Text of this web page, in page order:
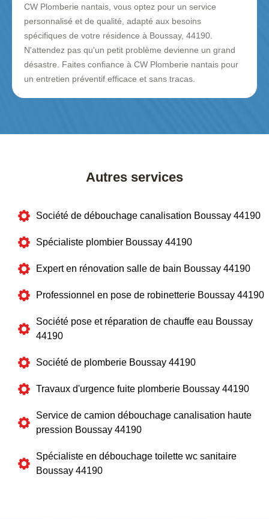
CW Plomberie nantais, vous optez pour un service
personnalisé et de qualité, adapté aux besoins
spécifiques de votre résidence à Boussay, 44190.
N'attendez pas qu'un petit problème devienne un grand
désastre. Faites confiance à CW Plomberie nantais pour
un entretien préventif efficace et sans tracas.
Autres services
Société de débouchage canalisation Boussay 44190
Spécialiste plombier Boussay 44190
Expert en rénovation salle de bain Boussay 44190
Professionnel en pose de robinetterie Boussay 44190
Société pose et réparation de chauffe eau Boussay
44190
Société de plomberie Boussay 44190
Travaux d'urgence fuite plomberie Boussay 44190
Service de camion débouchage canalisation haute
pression Boussay 44190
Spécialiste en débouchage toilette wc sanitaire
Boussay 44190